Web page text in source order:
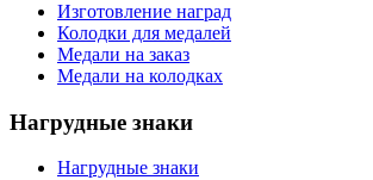
Изготовление наград
Колодки для медалей
Медали на заказ
Медали на колодках
Нагрудные знаки
Нагрудные знаки